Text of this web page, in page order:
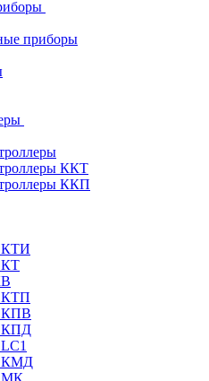
приборы
ККТ
ККП
КТИ
КТ
КТП
КПВ
КПД
КМД
МК